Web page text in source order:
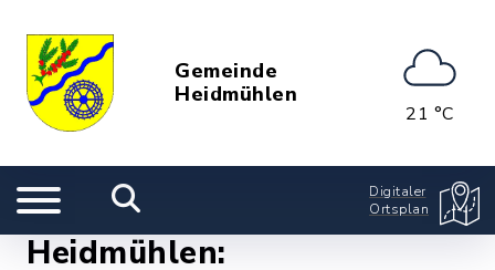
Gemeinde
Heidmühlen
21 °C
Digitaler
Ortsplan
Heidmühlen: